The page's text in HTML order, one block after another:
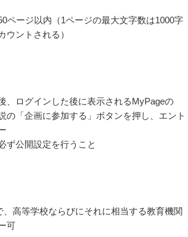
ページ以内（1ページの最大文字数は1000字
ウントされる）
、ログインした後に表示されるMyPageの
の「企画に参加する」ボタンを押し、エント
ず公開設定を行うこと
高等学校ならびにそれに相当する教育機関
可